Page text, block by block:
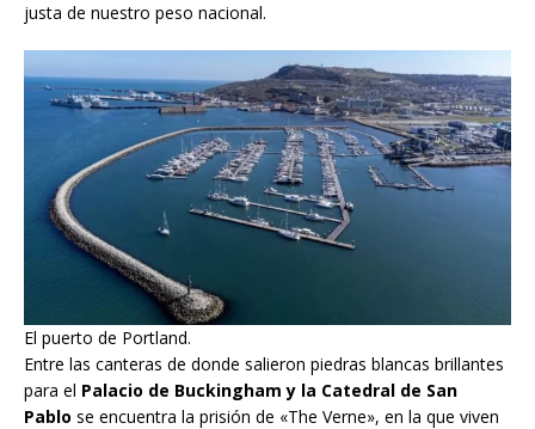
justa de nuestro peso nacional.
El puerto de Portland.
Entre las canteras de donde salieron piedras blancas brillantes
para el Palacio de Buckingham y la Catedral de San
Pablo se encuentra la prisión de «The Verne», en la que viven